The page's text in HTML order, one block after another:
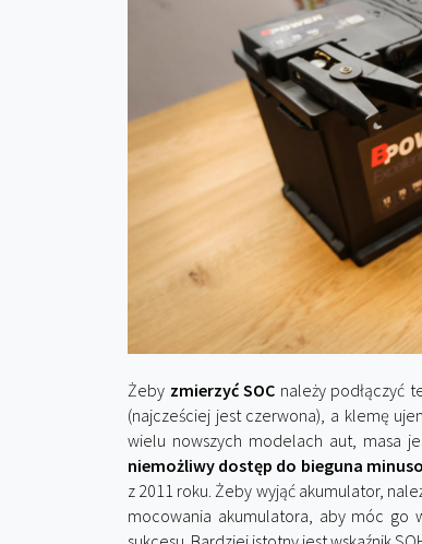
Żeby zmierzyć SOC należy podłączyć
(najcześciej jest czerwona), a klemę
wielu nowszych modelach aut, masa
niemożliwy dostęp do bieguna
z 2011 roku. Żeby wyjąć akumulator,
mocowania akumulatora, aby móc go